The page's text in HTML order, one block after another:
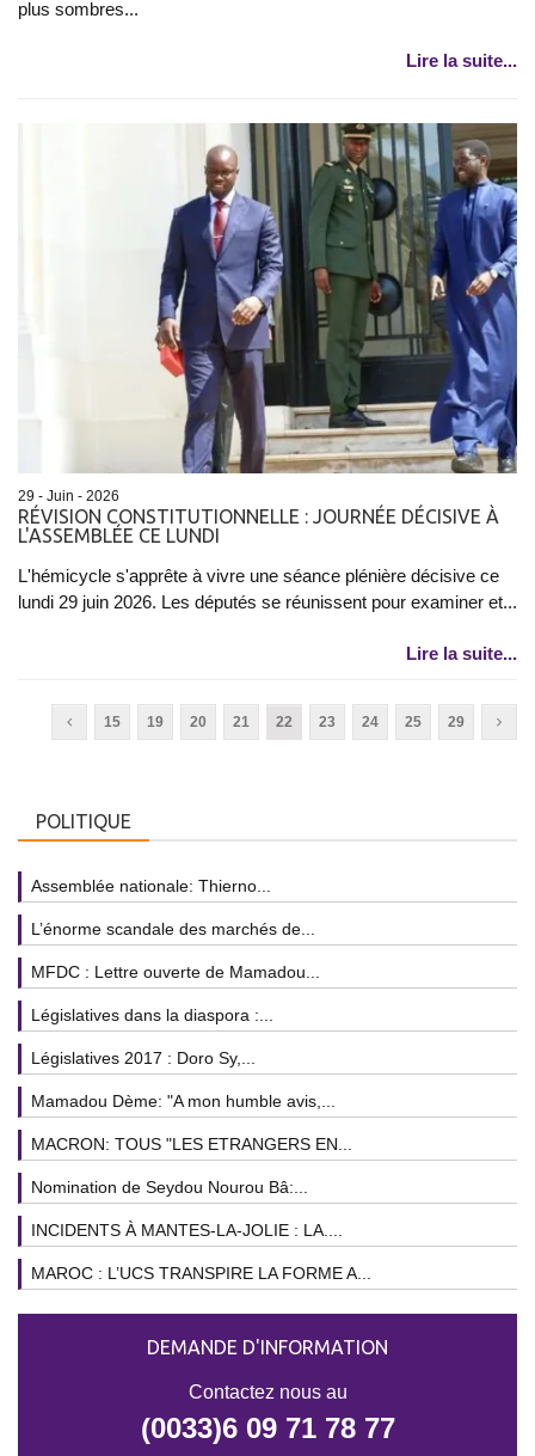
plus sombres...
Lire la suite...
29 - Juin - 2026
RÉVISION CONSTITUTIONNELLE : JOURNÉE DÉCISIVE À
L'ASSEMBLÉE CE LUNDI
L'hémicycle s'apprête à vivre une séance plénière décisive ce
lundi 29 juin 2026. Les députés se réunissent pour examiner et...
Lire la suite...
15 19 20 21 22 23 24 25 29
POLITIQUE
Assemblée nationale: Thierno...
L’énorme scandale des marchés de...
MFDC : Lettre ouverte de Mamadou...
Législatives dans la diaspora :...
Législatives 2017 : Doro Sy,...
Mamadou Dème: "A mon humble avis,...
MACRON: TOUS "LES ETRANGERS EN...
Nomination de Seydou Nourou Bâ:...
INCIDENTS À MANTES-LA-JOLIE : LA....
MAROC : L’UCS TRANSPIRE LA FORME A...
DEMANDE D'INFORMATION
Contactez nous au
(0033)6 09 71 78 77